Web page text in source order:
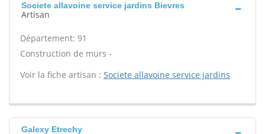
Societe allavoine service jardins Bievres
Artisan
Département: 91
Construction de murs -
Voir la fiche artisan : Societe allavoine service jardins
Galexy Etrechy